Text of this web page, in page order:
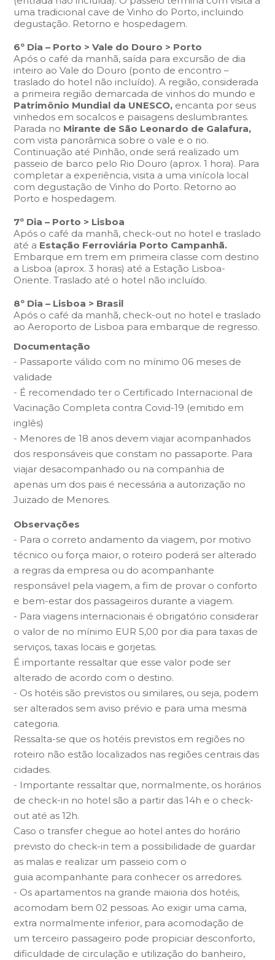
uma tradicional cave de Vinho do Porto, incluindo
degustação. Retorno e hospedagem.
6º Dia – Porto > Vale do Douro > Porto
Após o café da manhã, saída para excursão de dia
inteiro ao Vale do Douro (ponto de encontro –
traslado do hotel não incluído). A região, considerada
a primeira região demarcada de vinhos do mundo e
Patrimônio Mundial da UNESCO, encanta por seus
vinhedos em socalcos e paisagens deslumbrantes.
Parada no Mirante de São Leonardo de Galafura,
com vista panorâmica sobre o vale e o rio.
Continuação até Pinhão, onde será realizado um
passeio de barco pelo Rio Douro (aprox. 1 hora). Para
completar a experiência, visita a uma vinícola local
com degustação de Vinho do Porto. Retorno ao
Porto e hospedagem.
7º Dia – Porto > Lisboa
Após o café da manhã, check-out no hotel e traslado
até a Estação Ferroviária Porto Campanhã.
Embarque em trem em primeira classe com destino
a Lisboa (aprox. 3 horas) até a Estação Lisboa-
Oriente. Traslado até o hotel não incluído.
8º Dia – Lisboa > Brasil
Após o café da manhã, check-out no hotel e traslado
ao Aeroporto de Lisboa para embarque de regresso.
Documentação
- Passaporte válido com no mínimo 06 meses de
validade
- É recomendado ter o Certificado Internacional de
Vacinação Completa contra Covid-19 (emitido em
inglês)
- Menores de 18 anos devem viajar acompanhados
dos responsáveis ​​que constam no passaporte. Para
viajar desacompanhado ou na companhia de
apenas um dos pais é necessária a autorização no
Juizado de Menores.
Observações
- Para o correto andamento da viagem, por motivo
técnico ou força maior, o roteiro poderá ser alterado
a regras da empresa ou do acompanhante
responsável pela viagem, a fim de provar o conforto
e bem-estar dos passageiros durante a viagem.
- Para viagens internacionais é obrigatório considerar
o valor de no mínimo EUR 5,00 por dia para taxas de
serviços, taxas locais e gorjetas.
É importante ressaltar que esse valor pode ser
alterado de acordo com o destino.
- Os hotéis são previstos ou similares, ou seja, podem
ser alterados sem aviso prévio e para uma mesma
categoria.
Ressalta-se que os hotéis previstos em regiões no
roteiro não estão localizados nas regiões centrais das
cidades.
- Importante ressaltar que, normalmente, os horários
de check-in no hotel são a partir das 14h e o check-
out até as 12h.
Caso o transfer chegue ao hotel antes do horário
previsto do check-in tem a possibilidade de guardar
as malas e realizar um passeio com o
guia acompanhante para conhecer os arredores.
- Os apartamentos na grande maioria dos hotéis,
acomodam bem 02 pessoas. Ao exigir uma cama,
extra normalmente inferior, para acomodação de
um terceiro passageiro pode propiciar desconforto,
dificuldade de circulação e utilização do banheiro,